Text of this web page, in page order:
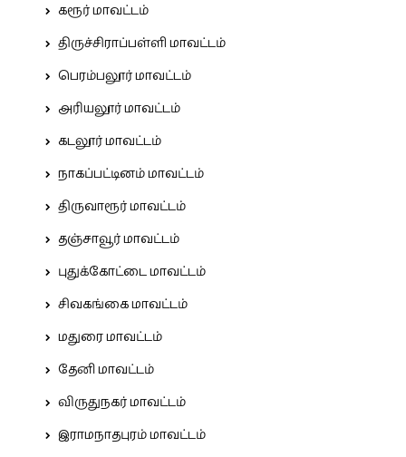
கரூர் மாவட்டம்
திருச்சிராப்பள்ளி மாவட்டம்
பெரம்பலூர் மாவட்டம்
அரியலூர் மாவட்டம்
கடலூர் மாவட்டம்
நாகப்பட்டினம் மாவட்டம்
திருவாரூர் மாவட்டம்
தஞ்சாவூர் மாவட்டம்
புதுக்கோட்டை மாவட்டம்
சிவகங்கை மாவட்டம்
மதுரை மாவட்டம்
தேனி மாவட்டம்
விருதுநகர் மாவட்டம்
இராமநாதபுரம் மாவட்டம்